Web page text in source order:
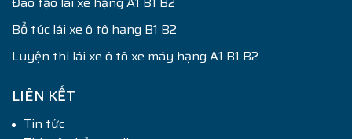
Bổ túc lái xe ô tô hạng B1 B2
Luyện thi lái xe ô tô xe máy hạng A1 B1 B2
LIÊN KẾT
Tin tức